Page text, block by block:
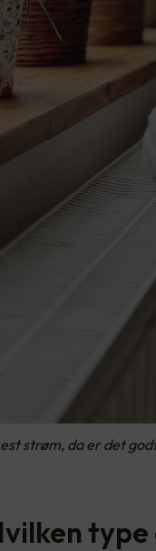
strøm, da er det